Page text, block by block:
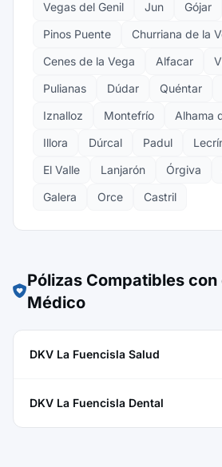
Vegas del Genil Jun Gójar
Pinos Puente
Churriana de la
Cenes de la Vega
Alfacar
Pulianas
Dúdar Quéntar
Iznalloz
Montefrío
Alhama
Illora
Dúrcal Padul
El Valle
Lanjarón Órgiva
Galera
Orce Castril
Pólizas Compatibles
Médico
DKV La Fuencisla Salud
DKV La Fuencisla Dental